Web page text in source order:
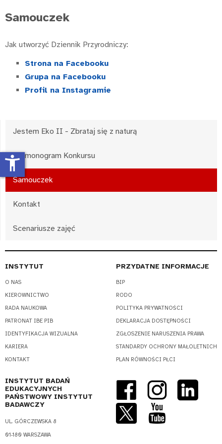
Samouczek
Jak utworzyć Dziennik Przyrodniczy:
Strona na Facebooku
Grupa na Facebooku
Profil na Instagramie
Jestem Eko II - Zbrataj się z naturą
Harmonogram Konkursu
Samouczek
Kontakt
Scenariusze zajęć
INSTYTUT
O NAS
KIEROWNICTWO
RADA NAUKOWA
PATRONAT IBE PIB
IDENTYFIKACJA WIZUALNA
KARIERA
KONTAKT
PRZYDATNE INFORMACJE
BIP
RODO
POLITYKA PRYWATNOŚCI
DEKLARACJA DOSTĘPNOŚCI
ZGŁOSZENIE NARUSZENIA PRAWA
STANDARDY OCHRONY MAŁOLETNICH
PLAN RÓWNOŚCI PŁCI
INSTYTUT BADAŃ
EDUKACYJNYCH
PAŃSTWOWY INSTYTUT
BADAWCZY
UL. GÓRCZEWSKA 8
01-180 WARSZAWA
accessibility_new